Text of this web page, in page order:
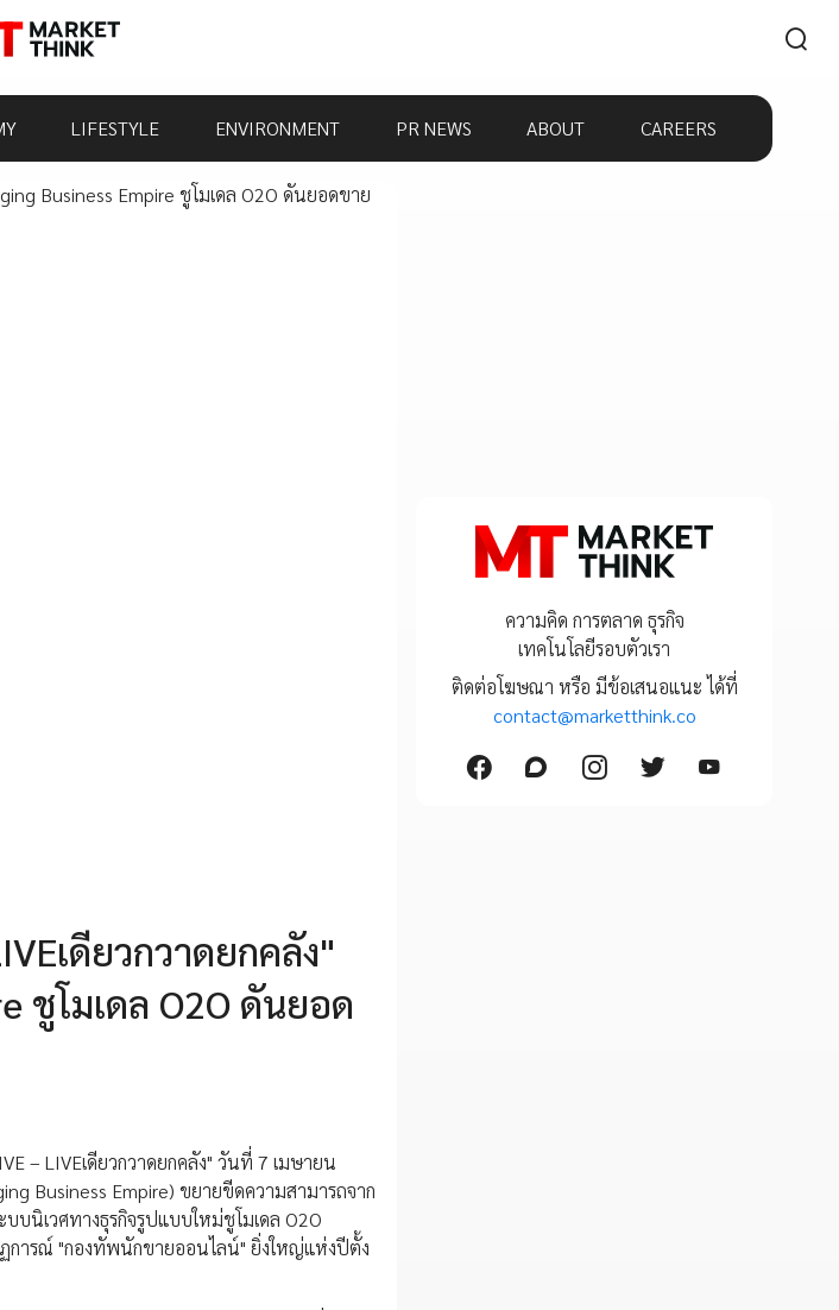
LIFESTYLE ENVIRONMENT PR NEWS ABOUT CAREERS
เดียวกวาดยกคลัง"
ชูโมเดล O2O ดันยอด
– LIVEเดียวกวาดยกคลัง" วันที่ 7 เมษายน
Business Empire) ขยายขีดความสามารถจาก
นิเวศทางธุรกิจรูปแบบใหม่ชูโมเดล O2O
การณ์ "กองทัพนักขายออนไลน์" ยิ่งใหญ่แห่งปีตั้ง
ความคิด การตลาด ธุรกิจ
เทคโนโลยีรอบตัวเรา
ติดต่อโฆษณา หรือ มีข้อเสนอแนะ ได้ที่
contact@marketthink.co